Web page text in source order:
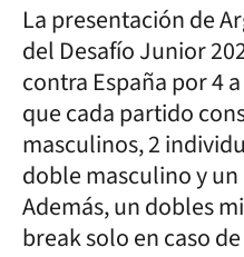
La presentación de
del Desafío Junior
contra España por 4
que cada partido
masculinos, 2
doble masculino y
Además, un dobles
break solo en caso